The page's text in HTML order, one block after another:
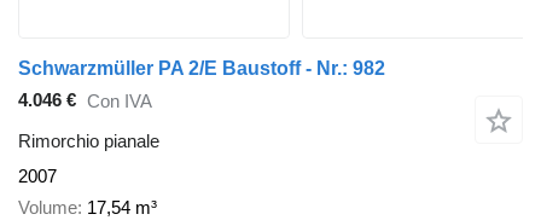
Schwarzmüller PA 2/E Baustoff - Nr.: 982
4.046 € Con IVA
Rimorchio pianale
2007
Volume 17,54 m³